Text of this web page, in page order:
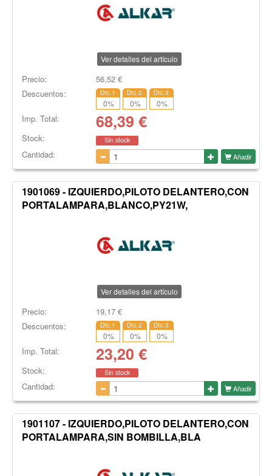
Ver detalles del artículo
Precio: 56,52€
Descuentos:
Dto.1
0%
Dto.2
0%
Dto.3
0%
Imp. Total: 68,39 €
Stock: Sin stock
Cantidad: Añadir
1901069 - IZQUIERDO,PILOTO DELANTERO,CON
PORTALAMPARA,BLANCO,PY21W,
Ver detalles del artículo
Precio: 19,17€
Descuentos:
Dto.1
0%
Dto.2
0%
Dto.3
0%
Imp. Total: 23,20 €
Stock: Sin stock
Cantidad: Añadir
1901107 - IZQUIERDO,PILOTO DELANTERO,CON
PORTALAMPARA,SIN BOMBILLA,BLA